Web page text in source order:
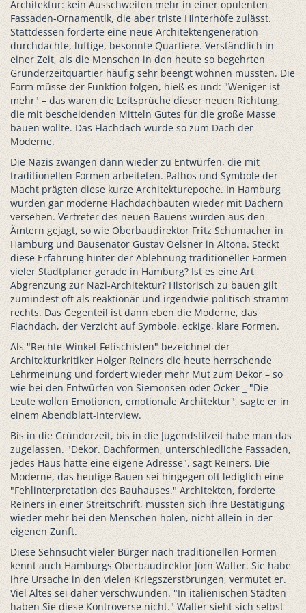
Architektur: kein Ausschweifen mehr in einer opulenten
Fassaden-Ornamentik, die aber triste Hinterhöfe zulässt.
Stattdessen forderte eine neue Architektengeneration
durchdachte, luftige, besonnte Quartiere. Verständlich in
einer Zeit, als die Menschen in den heute so begehrten
Gründerzeitquartier häufig sehr beengt wohnen mussten. Die
Form müsse der Funktion folgen, hieß es und: "Weniger ist
mehr" – das waren die Leitsprüche dieser neuen Richtung,
die mit bescheidenden Mitteln Gutes für die große Masse
bauen wollte. Das Flachdach wurde so zum Dach der
Moderne.
Die Nazis zwangen dann wieder zu Entwürfen, die mit
traditionellen Formen arbeiteten. Pathos und Symbole der
Macht prägten diese kurze Architekturepoche. In Hamburg
wurden gar moderne Flachdachbauten wieder mit Dächern
versehen. Vertreter des neuen Bauens wurden aus den
Ämtern gejagt, so wie Oberbaudirektor Fritz Schumacher in
Hamburg und Bausenator Gustav Oelsner in Altona. Steckt
diese Erfahrung hinter der Ablehnung traditioneller Formen
vieler Stadtplaner gerade in Hamburg? Ist es eine Art
Abgrenzung zur Nazi-Architektur? Historisch zu bauen gilt
zumindest oft als reaktionär und irgendwie politisch stramm
rechts. Das Gegenteil ist dann eben die Moderne, das
Flachdach, der Verzicht auf Symbole, eckige, klare Formen.
Als "Rechte-Winkel-Fetischisten" bezeichnet der
Architekturkritiker Holger Reiners die heute herrschende
Lehrmeinung und fordert wieder mehr Mut zum Dekor – so
wie bei den Entwürfen von Siemonsen oder Ocker _ "Die
Leute wollen Emotionen, emotionale Architektur", sagte er in
einem Abendblatt-Interview.
Bis in die Gründerzeit, bis in die Jugendstilzeit habe man das
zugelassen. "Dekor. Dachformen, unterschiedliche Fassaden,
jedes Haus hatte eine eigene Adresse", sagt Reiners. Die
Moderne, das heutige Bauen sei hingegen oft lediglich eine
"Fehlinterpretation des Bauhauses." Architekten, forderte
Reiners in einer Streitschrift, müssten sich ihre Bestätigung
wieder mehr bei den Menschen holen, nicht allein in der
eigenen Zunft.
Diese Sehnsucht vieler Bürger nach traditionellen Formen
kennt auch Hamburgs Oberbaudirektor Jörn Walter. Sie habe
ihre Ursache in den vielen Kriegszerstörungen, vermutet er.
Viel Altes sei daher verschwunden. "In italienischen Städten
haben Sie diese Kontroverse nicht." Walter sieht sich selbst